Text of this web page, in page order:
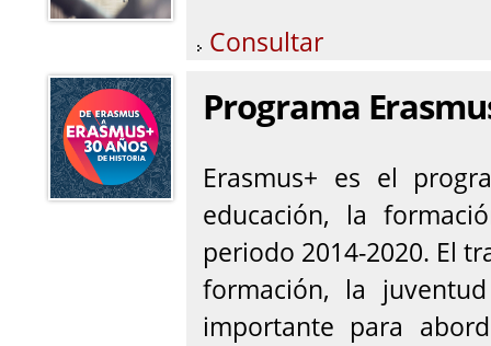
Consultar
Programa
Erasmus+ es el
educación, la
periodo 2014-2020. El
formación, la
importante para